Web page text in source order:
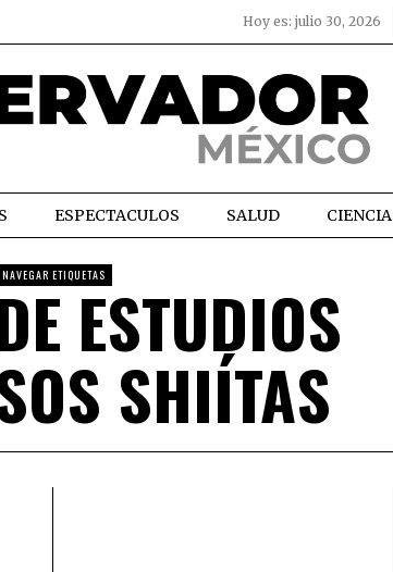
Hoy es: julio 30, 2026
ESPECTACULOS SALUD CIENCIA
NAVEGAR ETIQUETASESTUDIOS
SHIÍTAS